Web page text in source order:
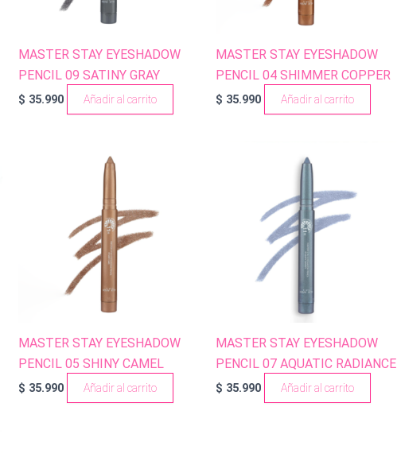
MASTER STAY EYESHADOW
PENCIL 09 SATINY GRAY
$ 35.990 Añadir al carrito
MASTER STAY EYESHADOW
PENCIL 04 SHIMMER COPPER
$ 35.990 Añadir al carrito
MASTER STAY EYESHADOW
PENCIL 05 SHINY CAMEL
$ 35.990 Añadir al carrito
MASTER STAY EYESHADOW
PENCIL 07 AQUATIC RADIANCE
$ 35.990 Añadir al carrito